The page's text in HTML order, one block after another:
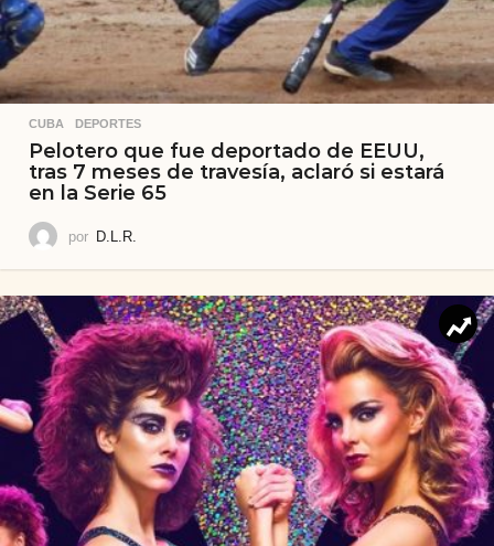
CUBA ,DEPORTES
Pelotero que fue deportado de EEUU,
tras 7 meses de travesía, aclaró si estará
en la Serie 65
por D.L.R.